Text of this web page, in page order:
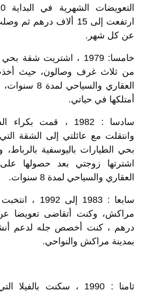
عن كل شهر.
خامسا: 1979 ، اشتريت
من ثلاث غرف وصالون، حيث
العقاري
أمتلكها في حياتي.
سادسا : 1982 ، قمت
وانتقلت مع عائلتي إلى الشقة
بحي الطيارات باليوسفية
اشترتها زوجتي بعد حصولها
العقاري والسياحي لمدة 8 سنوات.
سابعا : 1983
درهم ، كنت أخصص جله لدعم
بمدينة مراكش والنواحي.
ثامنا : 1990 ، سكنت